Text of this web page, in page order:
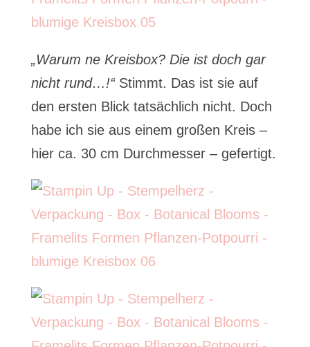
„Warum ne Kreisbox? Die ist doch gar
nicht rund…!“Stimmt. Das ist sie auf
den ersten Blick tatsächlich nicht. Doch
habe ich sie aus einem großen Kreis –
hier ca. 30 cm Durchmesser – gefertigt.